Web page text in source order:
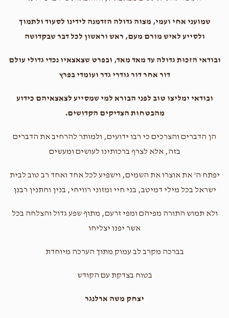
שמועני אחי ועמי, מצוה גדולה הזדמנה לידינו לסעוד ולתמוך
ולסייע לאיש מורם מעם, ראש וראשון לכל דבר שבקדושה
ובודאי הזכות גדולה עד מאד מאד, ובפרט שצאצאיו נכדי גדולי עולם
דור אחר דור גודרי גדר ועומדי בפרץ
ובודאי ימליצו טוב לפני הבורא למי שמסייע לצאצאיהם כידוע
מהבטחות הצדיקים הקדושים.
הן הדברים והצרכים כי רבו ידועים, ולמותר להרחיב את הדברים
בזה, אלא לצרף ברכותינו לעושים ומעשים
יפתח ה' את אוצרו את השמים, וישפיע לכל אחד ואחד רב טוב לבית
ישראל בכל מילי דמיטב, בני חיי ומזוני רוויחי, בנין וחתנין רבנן
ולא תמוש התורה מפיהם ומפי זרעם, מתוף שפע גדול והצלחה בכל
אשר יפנו יצליחו
בברכה מקרב לב עמוק מתוך הערכה מיוחדת
בטוח בצדקת עם הקודש
יצחק משה ארלנגר